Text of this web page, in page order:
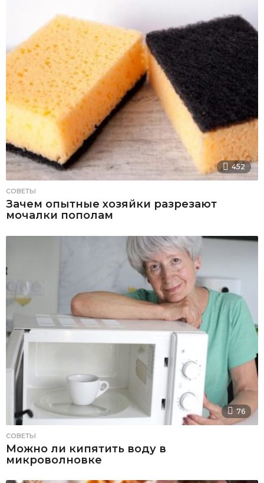
452
СОВЕТЫ
Зачем опытные хозяйки разрезают
мочалки пополам
76
СОВЕТЫ
Можно ли кипятить воду в
микроволновке